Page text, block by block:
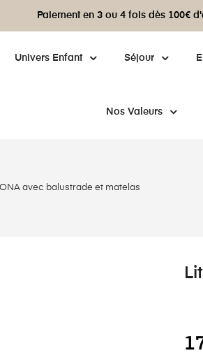
Paiement en 3 ou 4 fois dès 100€
Univers Enfant Séjour
Nos Valeurs
avec balustrade et matelas